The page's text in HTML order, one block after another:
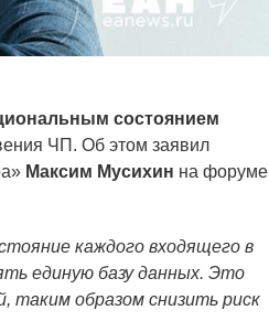
состоянием
ЧП. Об этом заявил
Максим Мусихин на форуме
каждого входящего в
единую базу данных. Это
таким образом снизить риск